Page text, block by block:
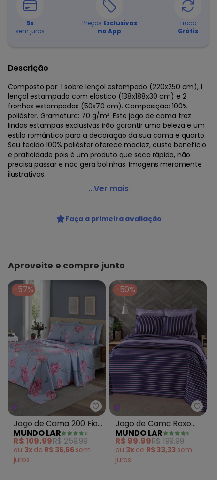
5x
sem juros
Preços Exclusivos
no App
Troca
Grátis
Descrição
Composto por: 1 sobre lençol estampado (220x250 cm), 1
lençol estampado com elástico (138x188x30 cm) e 2
fronhas estampadas (50x70 cm). Composição: 100%
poliéster. Gramatura: 70 g/m². Este jogo de cama traz
lindas estampas exclusivas irão garantir uma beleza e um
estilo romântico para a decoração da sua cama e quarto.
Seu tecido 100% poliéster oferece maciez, custo benefício
e praticidade pois é um produto que seca rápido, não
precisa passar e não gera bolinhas. Imagens meramente
ilustrativas.
Mundo Lar - Jogo de Cama 150 Fios Listras Casal 4
Código do produto: 3788137
Composto por: 1 sobre lençol estampado (220x250 cm), 1
lindas estampas exclusivas irão garantir uma beleza e um
estilo romântico para a decoração da sua cama e quarto.
Seu tecido 100% poliéster oferece maciez, custo benefício
e praticidade pois é um produto que seca rápido, não
precisa passar e não gera bolinhas. Imagens meramente
ilustrativas.
Histórico de preços
O preço apresentado abaixo é o menor oferecido em
algum dia do mês, para o menor tamanho disponível.
agosto/2026
N/D*
julho/2026 N/D*
junho/2026 N/D*
maio/2026 R$ 79,99
abril/2026 R$ 79,99
março/2026 N/D*
fevereiro/2026 N/D*
...Ver mais
Faça a primeira avaliação
Aproveite e compre junto
-57%
Mundo Lar - Jogo de Cama 200
Jogo de Cama 200 Fios
Lilás Casal 4 Peças
MUNDO LAR
R$ 109,99R$ 259,99
ou 3x de R$ 36,66 sem
juros
-50%
Jogo de Cama Roxo
Casal 4 Peças
MUNDO LAR
R$ 99,99R$ 199,99
ou 3x de R$ 33,33 sem
juros